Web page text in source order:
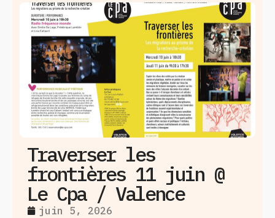
Traverser les
frontières 11 juin @
Le Cpa / Valence
juin 5, 2026